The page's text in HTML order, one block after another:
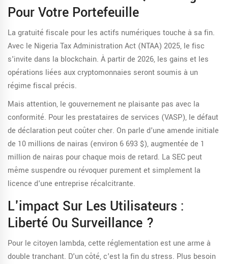
Pour Votre Portefeuille
La gratuité fiscale pour les actifs numériques touche à sa fin.
Avec le Nigeria Tax Administration Act (NTAA) 2025, le fisc
s'invite dans la blockchain. À partir de 2026, les gains et les
opérations liées aux cryptomonnaies seront soumis à un
régime fiscal précis.
Mais attention, le gouvernement ne plaisante pas avec la
conformité. Pour les prestataires de services (VASP), le défaut
de déclaration peut coûter cher. On parle d'une amende initiale
de 10 millions de nairas (environ 6 693 $), augmentée de 1
million de nairas pour chaque mois de retard. La SEC peut
même suspendre ou révoquer purement et simplement la
licence d'une entreprise récalcitrante.
L'impact Sur Les Utilisateurs :
Liberté Ou Surveillance ?
Pour le citoyen lambda, cette réglementation est une arme à
double tranchant. D'un côté, c'est la fin du stress. Plus besoin